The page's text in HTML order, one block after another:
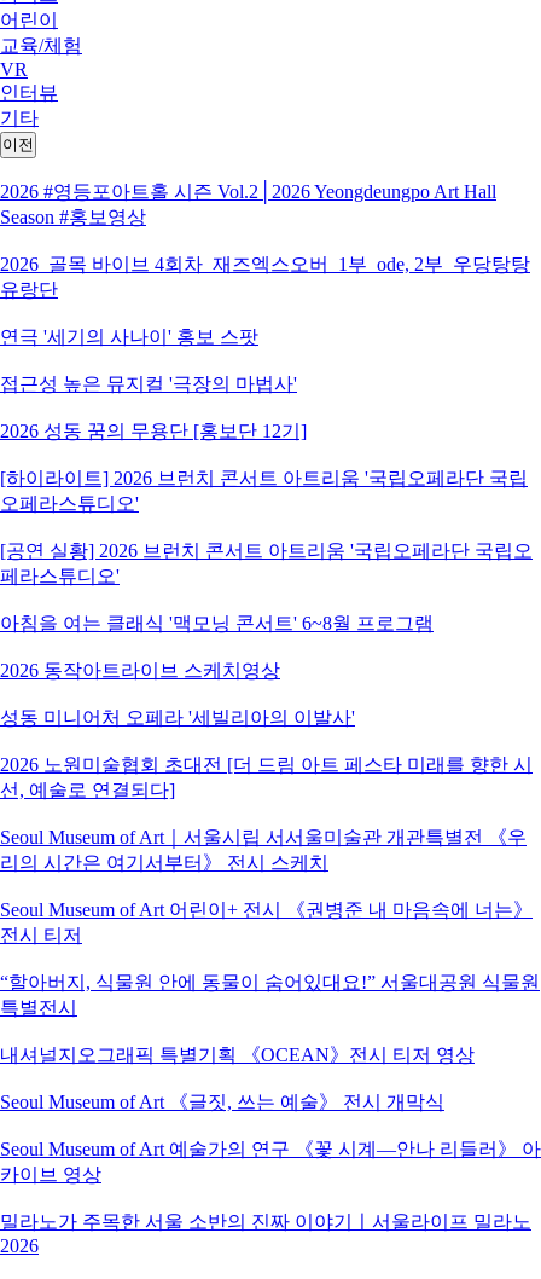
어린이
교육/체험
VR
인터뷰
기타
이전
2026 #영등포아트홀 시즌 Vol.2│2026 Yeongdeungpo Art Hall
Season #홍보영상
2026_골목 바이브 4회차_재즈엑스오버_1부_ode, 2부_우당탕탕
유랑단
연극 '세기의 사나이' 홍보 스팟
접근성 높은 뮤지컬 '극장의 마법사'
2026 성동 꿈의 무용단 [홍보단 12기]
[하이라이트] 2026 브런치 콘서트 아트리움 '국립오페라단 국립
오페라스튜디오'
[공연 실황] 2026 브런치 콘서트 아트리움 '국립오페라단 국립오
페라스튜디오'
아침을 여는 클래식 '맥모닝 콘서트' 6~8월 프로그램
2026 동작아트라이브 스케치영상
성동 미니어처 오페라 '세빌리아의 이발사'
2026 노원미술협회 초대전 [더 드림 아트 페스타 미래를 향한 시
선, 예술로 연결되다]
Seoul Museum of Art｜서울시립 서서울미술관 개관특별전 《우
리의 시간은 여기서부터》 전시 스케치
Seoul Museum of Art 어린이+ 전시 《권병준 내 마음속에 너는》
전시 티저
“할아버지, 식물원 안에 동물이 숨어있대요!” 서울대공원 식물원
특별전시
내셔널지오그래픽 특별기획 《OCEAN》전시 티저 영상
Seoul Museum of Art 《글짓, 쓰는 예술》 전시 개막식
Seoul Museum of Art 예술가의 연구 《꽃 시계―안나 리들러》 아
카이브 영상
밀라노가 주목한 서울 소반의 진짜 이야기ㅣ서울라이프 밀라노
2026